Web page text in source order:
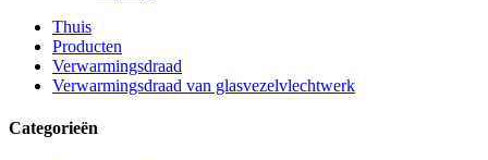
Thuis
Producten
Verwarmingsdraad
Verwarmingsdraad van glasvezelvlechtwerk
Categorieën